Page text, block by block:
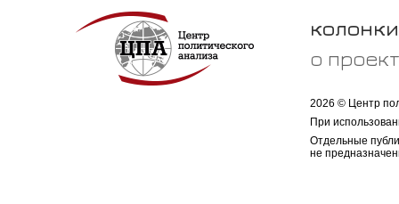
колонки
о
2026 © Центр
При
Отдельные
не